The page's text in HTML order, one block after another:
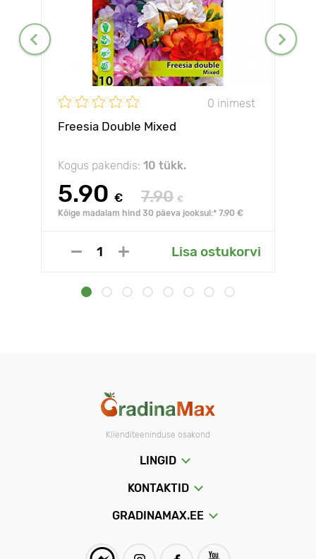
0 inimest
Freesia Double Mixed
Kogus pakendis: 10 tükk.
5.90 € 7.90 €
Kõige madalam hind 30 päeva jooksul:* 7.90 €
Lisa ostukorvi
Klienditeeninduse osakond
LINGID
KONTAKTID
GRADINAMAX.EE